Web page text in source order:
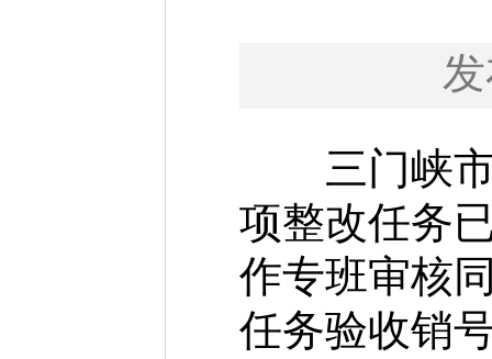
三门峡市
项整改任务
作专班审核
任务验收销